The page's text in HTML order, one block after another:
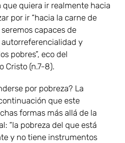
que quiera ir realmente hacia
por ir “hacia la carne de
seremos capaces de
y
pobres”, eco del
Cristo (n.7-8).
por pobreza? La
que este
formas más allá de la
“la pobreza del que está
y no tiene instrumentos